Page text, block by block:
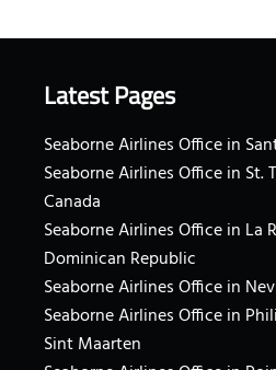
Latest Pages
Seaborne Airlines Office in
Seaborne Airlines Office in St.
Canada
Seaborne Airlines Office in La
Dominican Republic
Seaborne Airlines Office in
Seaborne Airlines Office in
Sint Maarten